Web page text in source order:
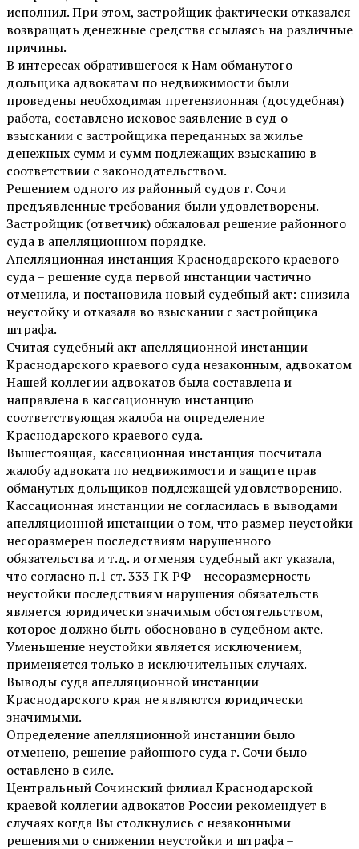
исполнил. При этом, застройщик фактически отказался
возвращать денежные средства ссылаясь на различные
причины.
В интересах обратившегося к Нам обманутого
дольщика адвокатам по недвижимости были
проведены необходимая претензионная (досудебная)
работа, составлено исковое заявление в суд о
взыскании с застройщика переданных за жилье
денежных сумм и сумм подлежащих взысканию в
соответствии с законодательством.
Решением одного из районный судов г. Сочи
предъявленные требования были удовлетворены.
Застройщик (ответчик) обжаловал решение районного
суда в апелляционном порядке.
Апелляционная инстанция Краснодарского краевого
суда – решение суда первой инстанции частично
отменила, и постановила новый судебный акт: снизила
неустойку и отказала во взыскании с застройщика
штрафа.
Считая судебный акт апелляционной инстанции
Краснодарского краевого суда незаконным, адвокатом
Нашей коллегии адвокатов была составлена и
направлена в кассационную инстанцию
соответствующая жалоба на определение
Краснодарского краевого суда.
Вышестоящая, кассационная инстанция посчитала
жалобу адвоката по недвижимости и защите прав
обманутых дольщиков подлежащей удовлетворению.
Кассационная инстанции не согласилась в выводами
апелляционной инстанции о том, что размер неустойки
несоразмерен последствиям нарушенного
обязательства и т.д. и отменяя судебный акт указала,
что согласно п.1 ст. 333 ГК РФ – несоразмерность
неустойки последствиям нарушения обязательств
является юридически значимым обстоятельством,
которое должно быть обосновано в судебном акте.
Уменьшение неустойки является исключением,
применяется только в исключительных случаях.
Выводы суда апелляционной инстанции
Краснодарского края не являются юридически
значимыми.
Определение апелляционной инстанции было
отменено, решение районного суда г. Сочи было
оставлено в силе.
Центральный Сочинский филиал Краснодарской
краевой коллегии адвокатов России рекомендует в
случаях когда Вы столкнулись с незаконными
решениями о снижении неустойки и штрафа –